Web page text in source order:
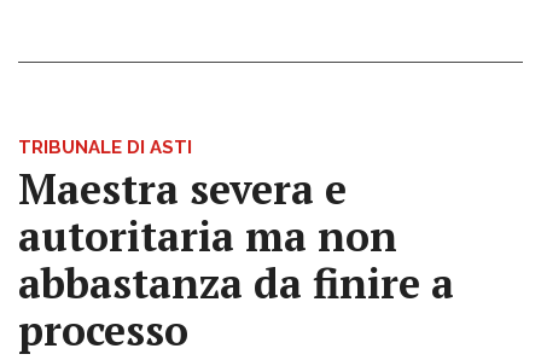
TRIBUNALE DI ASTI
Maestra severa e
autoritaria ma non
abbastanza da finire a
processo